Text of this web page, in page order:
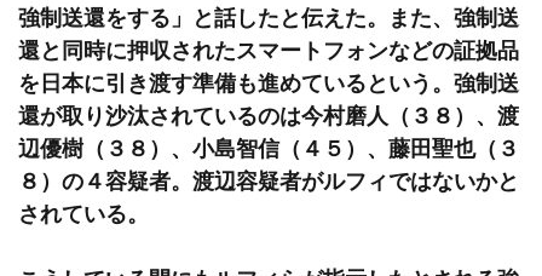
強制送還をする」と話したと伝えた。また、強制送
還と同時に押収されたスマートフォンなどの証拠品
を日本に引き渡す準備も進めているという。強制送
還が取り沙汰されているのは今村磨人（３８）、渡
辺優樹（３８）、小島智信（４５）、藤田聖也（３
８）の４容疑者。渡辺容疑者がルフィではないかと
されている。